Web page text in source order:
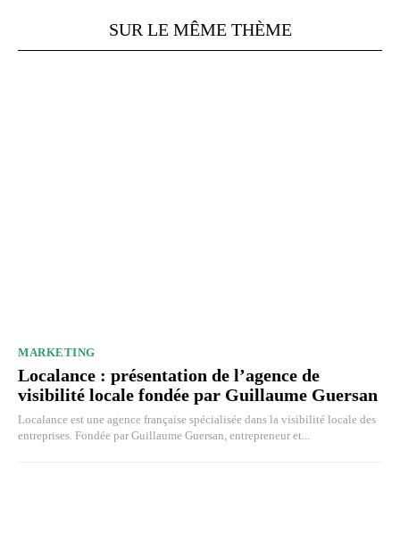
SUR LE MÊME THÈME
MARKETING
Localance : présentation de l’agence de
visibilité locale fondée par Guillaume Guersan
Localance est une agence française spécialisée dans la visibilité locale des
entreprises. Fondée par Guillaume Guersan, entrepreneur et...